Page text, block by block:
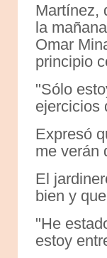
Martínez,
la
Omar
principio
"Sólo
ejercicios
Expresó
me verán
El
bien y
"He
estoy